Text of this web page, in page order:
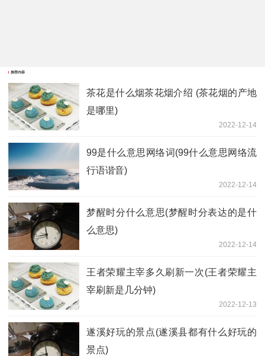
推荐内容
茶花是什么烟茶花烟介绍 (茶花烟的产地
是哪里)
2022-12-14
99是什么意思网络词(99什么意思网络流
行语谐音)
2022-12-14
梦醒时分什么意思(梦醒时分表达的是什
么意思)
2022-12-14
王者荣耀主宰多久刷新一次(王者荣耀主
宰刷新是几分钟)
2022-12-13
遂溪好玩的景点(遂溪县都有什么好玩的
景点)